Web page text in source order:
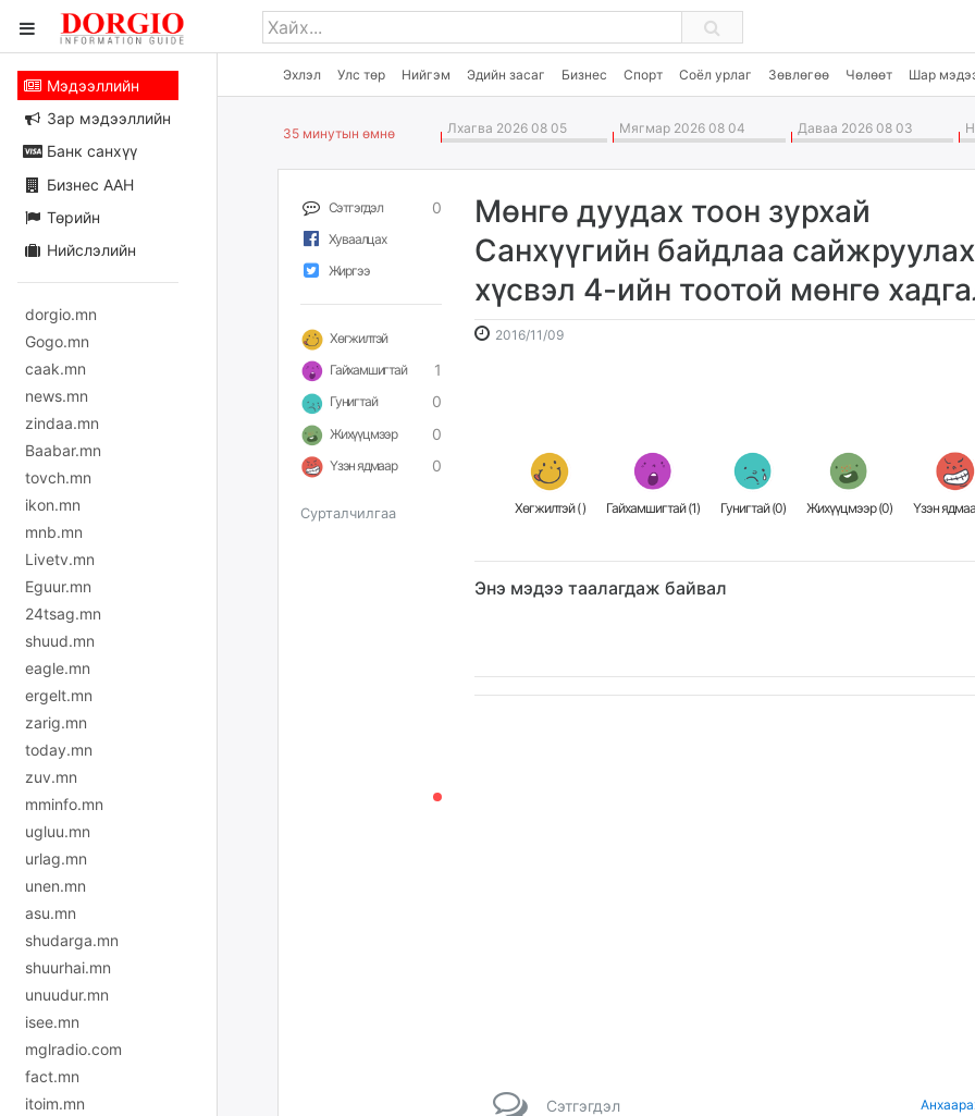
Эхлэл Улс төр Нийгэм Эдийн засаг Бизнес Спорт Соёл урлаг Зөвлөгөө Чөлөөт Шар
Мэдээллийн
Зар мэдээллийн
Банк санхүү
Бизнес ААН
Төрийн
Нийслэлийн
dorgio.mn
Gogo.mn
caak.mn
news.mn
zindaa.mn
Baabar.mn
tovch.mn
ikon.mn
mnb.mn
Livetv.mn
Eguur.mn
24tsag.mn
shuud.mn
eagle.mn
ergelt.mn
zarig.mn
today.mn
zuv.mn
mminfo.mn
ugluu.mn
urlag.mn
unen.mn
asu.mn
shudarga.mn
shuurhai.mn
unuudur.mn
isee.mn
mglradio.com
fact.mn
itoim.mn
35 минутын өмнө Лхагва 2026 08 05 Мягмар 2026 08 04 Даваа 2026 08 03
Сэтгэгдэл 0
Хуваалцах
Жиргээ
Хөгжилтэй
Гайхамшигтай
1
Гунигтай 0
Жихүүцмээр 0
Үзэн ядмаар 0
Сурталчилгаа
Мөнгө дуудах тоон зурхай
Санхүүгийн байдлаа
хүсвэл 4-ийн тоотой мөнгө
2016/11/092016-
2026-
Хөгжилтэй () Гайхамшигтай (1) Гунигтай (0) Жихүүцмээр (0) Үзэн
Энэ мэдээ таалагдаж байвал
Сэтгэгдэл